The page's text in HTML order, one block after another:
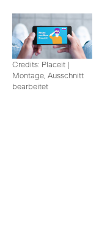
Credits: Placeit |
Montage, Ausschnitt
bearbeitet